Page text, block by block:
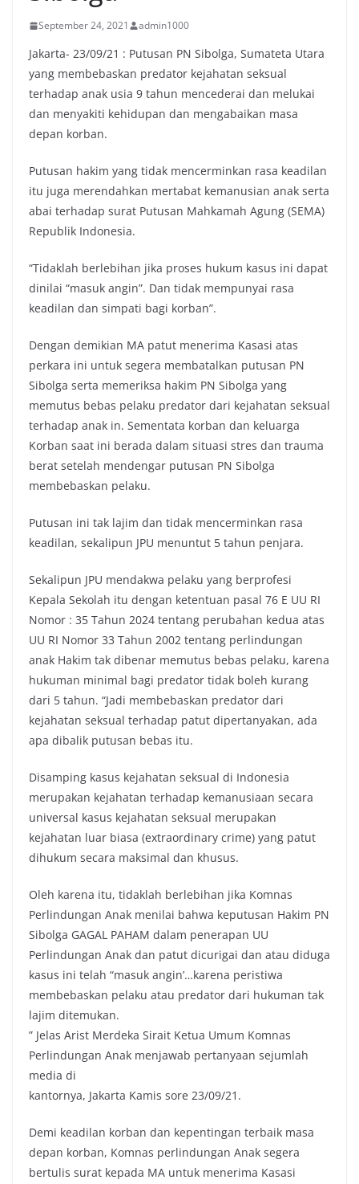
September 24, 2021 admin1000
Jakarta- 23/09/21 : Putusan PN Sibolga, Sumateta Utara
yang membebaskan predator kejahatan seksual
terhadap anak usia 9 tahun mencederai dan melukai
dan menyakiti kehidupan dan mengabaikan masa
depan korban.
Putusan hakim yang tidak mencerminkan rasa keadilan
itu juga merendahkan mertabat kemanusian anak serta
abai terhadap surat Putusan Mahkamah Agung (SEMA)
Republik Indonesia.
“Tidaklah berlebihan jika proses hukum kasus ini dapat
dinilai “masuk angin”. Dan tidak mempunyai rasa
keadilan dan simpati bagi korban”.
Dengan demikian MA patut menerima Kasasi atas
perkara ini untuk segera membatalkan putusan PN
Sibolga serta memeriksa hakim PN Sibolga yang
memutus bebas pelaku predator dari kejahatan seksual
terhadap anak in. Sementata korban dan keluarga
Korban saat ini berada dalam situasi stres dan trauma
berat setelah mendengar putusan PN Sibolga
membebaskan pelaku.
Putusan ini tak lajim dan tidak mencerminkan rasa
keadilan, sekalipun JPU menuntut 5 tahun penjara.
Sekalipun JPU mendakwa pelaku yang berprofesi
Kepala Sekolah itu dengan ketentuan pasal 76 E UU RI
Nomor : 35 Tahun 2024 tentang perubahan kedua atas
UU RI Nomor 33 Tahun 2002 tentang perlindungan
anak Hakim tak dibenar memutus bebas pelaku, karena
hukuman minimal bagi predator tidak boleh kurang
dari 5 tahun. “Jadi membebaskan predator dari
kejahatan seksual terhadap patut dipertanyakan, ada
apa dibalik putusan bebas itu.
Disamping kasus kejahatan seksual di Indonesia
merupakan kejahatan terhadap kemanusiaan secara
universal kasus kejahatan seksual merupakan
kejahatan luar biasa (extraordinary crime) yang patut
dihukum secara maksimal dan khusus.
Oleh karena itu, tidaklah berlebihan jika Komnas
Perlindungan Anak menilai bahwa keputusan Hakim PN
Sibolga GAGAL PAHAM dalam penerapan UU
Perlindungan Anak dan patut dicurigai dan atau diduga
kasus ini telah “masuk angin’…karena peristiwa
membebaskan pelaku atau predator dari hukuman tak
lajim ditemukan.
” Jelas Arist Merdeka Sirait Ketua Umum Komnas
Perlindungan Anak menjawab pertanyaan sejumlah
media di
kantornya, Jakarta Kamis sore 23/09/21.
Demi keadilan korban dan kepentingan terbaik masa
depan korban, Komnas perlindungan Anak segera
bertulis surat kepada MA untuk menerima Kasasi